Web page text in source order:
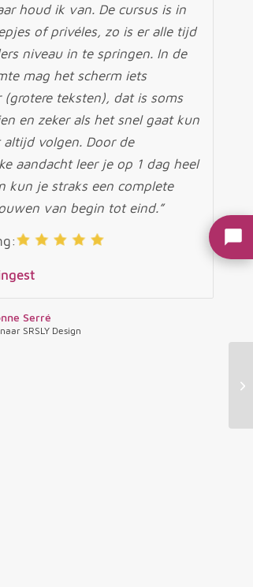
houd ik van. De cursus is in
of privéles, zo is er alle tijd
niveau in te springen. In de
mag het scherm iets
(grotere teksten), dat is soms
en zeker als het snel gaat kun
altijd volgen. Door de
aandacht leer je op 1 dag heel
kun je straks een complete
van begin tot eind.”
Serré
SRSLY Design